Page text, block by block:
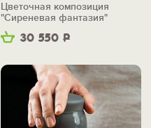
30 550 Р
Цветочная композиция
"Сиреневая фантазия"